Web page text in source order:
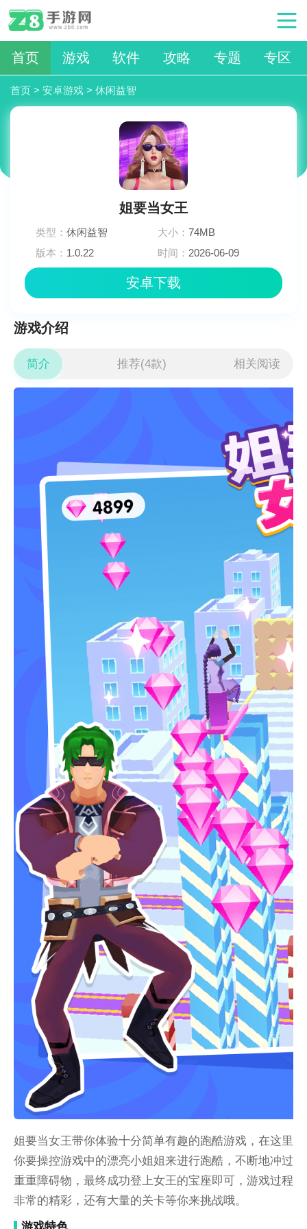
首页 游戏 软件 攻略 专题 专区
首页 > 安卓游戏 > 休闲益智
姐要当女王
类型：休闲益智 大小：74MB
版本： 1.0.22 时间： 2026-06-09
安卓下载
游戏介绍
简介 推荐(4款) 相关阅读
姐要当女王带你体验十分简单有趣的跑酷游戏，在这里
你要操控游戏中的漂亮小姐姐来进行跑酷，不断地冲过
重重障碍物，最终成功登上女王的宝座即可，游戏过程
非常的精彩，还有大量的关卡等你来挑战哦。
游戏特色